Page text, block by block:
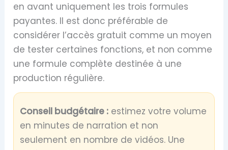
en avant uniquement les trois formules
payantes. Il est donc préférable de
considérer l’accès gratuit comme un moyen
de tester certaines fonctions, et non comme
une formule complète destinée à une
production régulière.
Conseil budgétaire : estimez votre volume
en minutes de narration et non
seulement en nombre de vidéos. Une